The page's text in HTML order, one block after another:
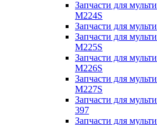
Запчасти для
M224S
Запчасти для
Запчасти для
M225S
Запчасти для
M226S
Запчасти для
M227S
Запчасти для
397
Запчасти для